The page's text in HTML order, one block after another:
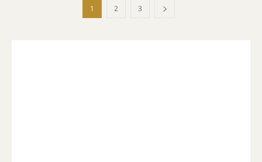
1 2 3